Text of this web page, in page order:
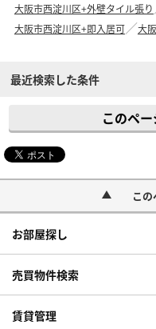
大阪市西淀川区+外壁タイル張り
大阪市西淀川区+即入居可
大
最近検索した条件
このペ
こ
お部屋探し
売買物件検索
賃貸管理